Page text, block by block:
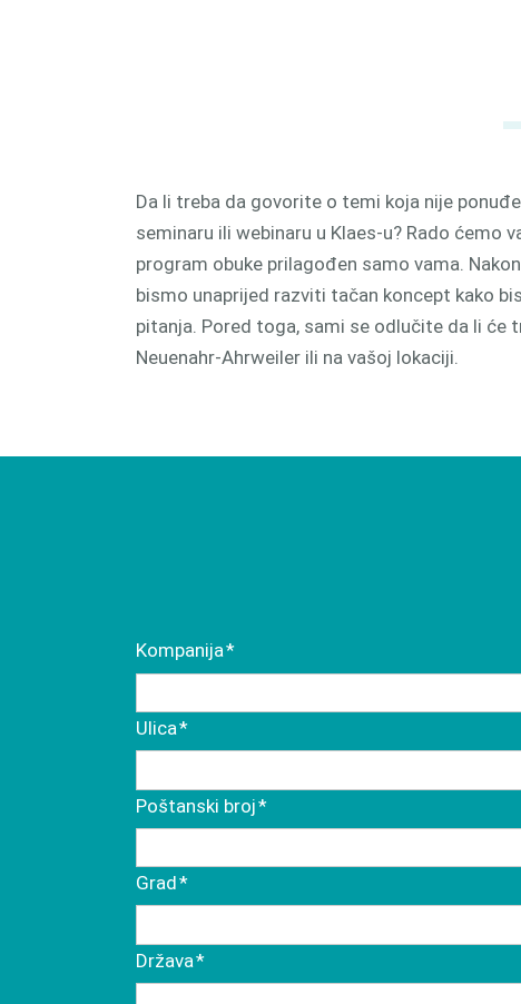
Da li treba da govorite o temi koja nije
seminaru ili webinaru u Klaes-u? Rado ćemo
program obuke prilagođen samo vama.
bismo unaprijed razviti tačan koncept kako
pitanja. Pored toga, sami se odlučite da li će
Neuenahr-Ahrweiler ili na vašoj lokaciji.
Mandatory
field
Kompanija*
Mandatory
field
Ulica*
Mandatory
field
Poštanski broj*
Mandatory
field
Grad*
Mandatory
field
Država*